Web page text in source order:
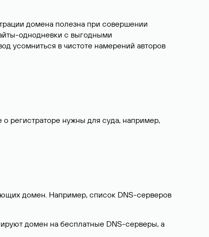
домена полезна при совершении
однодневки с выгодными
усомниться в чистоте намерений авторов
регистраторе нужны для суда, например,
домен. Например, список DNS-серверов
домен на бесплатные DNS-серверы, а